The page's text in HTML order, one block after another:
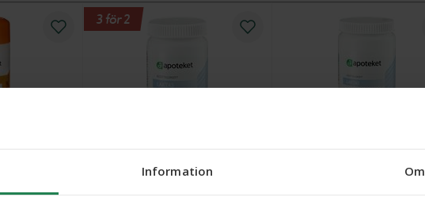
Information Om
Apoteket Laktas, 30 st
3 för 2
Apoteket Laktas, 100 st